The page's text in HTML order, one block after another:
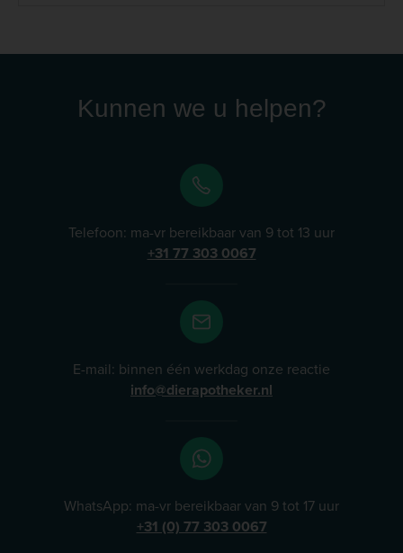
voor honden en katten ter ondersteuning van de
Kunnen we u helpen?
Telefoon: ma-vr bereikbaar van 9 tot 13 uur
+31 77 303 0067
E-mail: binnen één werkdag onze reactie
info@dierapotheker.nl
WhatsApp: ma-vr bereikbaar van 9 tot 17 uur
+31 (0) 77 303 0067